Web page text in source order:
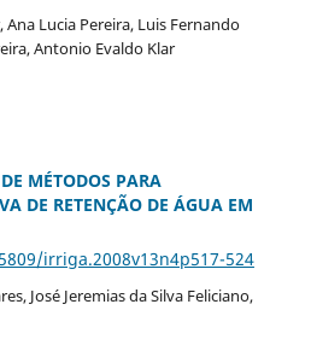
Lucia Pereira, Luis Fernando
Antonio Evaldo Klar
MÉTODOS PARA
DE RETENÇÃO DE ÁGUA EM
irriga.2008v13n4p517-524
José Jeremias da Silva Feliciano,